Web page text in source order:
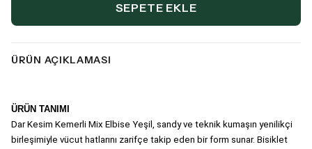
SEPETE EKLE
ÜRÜN AÇIKLAMASI
ÜRÜN TANIMI
Dar Kesim Kemerli Mix Elbise Yeşil , sandy ve teknik kumaşın yenilikçi
birleşimiyle vücut hatlarını zarifçe takip eden bir form sunar. Bisiklet